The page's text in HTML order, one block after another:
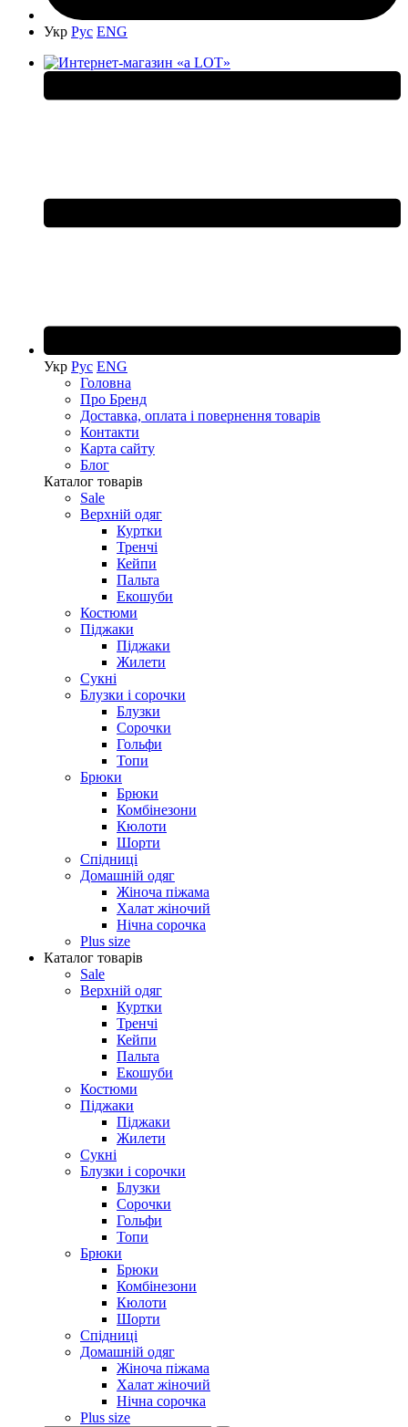
Укр Рус ENG
Укр Рус ENG
Головна
Про Бренд
Доставка, оплата і повернення товарів
Контакти
Карта сайту
Блог
Каталог товарів
Sale
Верхній одяг
Куртки
Тренчі
Кейпи
Пальта
Екошуби
Костюми
Піджаки
Піджаки
Жилети
Сукні
Блузки і сорочки
Блузки
Сорочки
Гольфи
Топи
Брюки
Брюки
Комбінезони
Кюлоти
Шорти
Спідниці
Домашній одяг
Жіноча піжама
Халат жіночий
Нічна сорочка
Plus size
Каталог товарів
Sale
Верхній одяг
Куртки
Тренчі
Кейпи
Пальта
Екошуби
Костюми
Піджаки
Піджаки
Жилети
Сукні
Блузки і сорочки
Блузки
Сорочки
Гольфи
Топи
Брюки
Брюки
Комбінезони
Кюлоти
Шорти
Спідниці
Домашній одяг
Жіноча піжама
Халат жіночий
Нічна сорочка
Plus size